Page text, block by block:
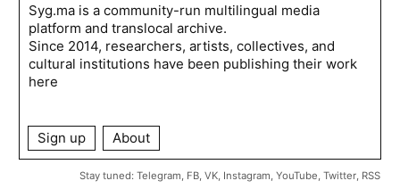
Syg.ma is a community-run multilingual media
platform and translocal archive.
Since 2014, researchers, artists, collectives, and
cultural institutions have been publishing their work
here
Sign up About
Stay tuned: Telegram FB, VK, Instagram YouTube Twitter, RSS